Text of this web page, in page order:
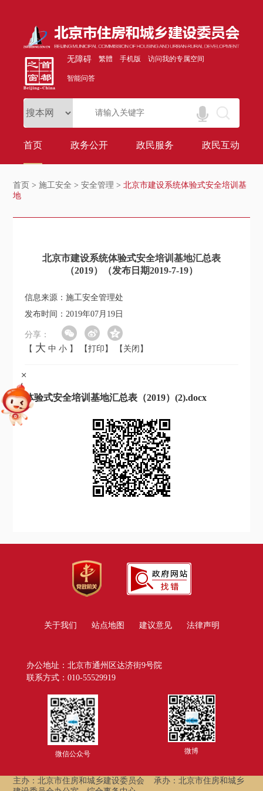
无障碍 繁體 手机版 访问我的专属空间
智能问答
首页 政务公开 政民服务 政民互动
首页 >施工安全 >安全管理 >北京市建设系统体验式安全培训基
地
北京市建设系统体验式安全培训基地汇总表
（2019）（发布日期2019-7-19）
信息来源：施工安全管理处
发布时间：2019年07月19日
分享：
【 大 中 小 】 【打印】 【关闭】
体验式安全培训基地汇总表（2019）(2).docx
+
关于我们 站点地图 建议意见 法律声明
办公地址：北京市通州区达济街9号院
联系方式：010-55529919
微信公众号 微博
主办：北京市住房和城乡建设委员会
承办：北京市住房和城乡